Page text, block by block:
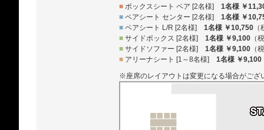
■ ボックスシート ペア [2名様] 1名様 ￥
■ ペアシート センター [2名様] 1名様 ￥
■ ペアシート L/R [2名様] 1名様 ￥10,750
■ サイドボックス [2名様] 1名様 ￥9,100 （
■ サイドソファー [2名様] 1名様 ￥9,100 （
■ アリーナシート [1～8名様] 1名様 ￥9,100
※座席のレイアウトは変更になる場合がござ